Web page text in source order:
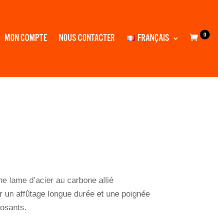
MON COMPTE NOUS CONTACTER FRANÇAIS 0
lame d’acier au carbone allié
un affûtage longue durée et une poignée